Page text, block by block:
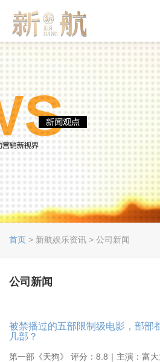
首页 > 新航娱乐资讯 > 公司新闻
公司新闻
被禁播过的五部限制级电影，部部
几部？
第一部《天狗》 评分：8.8｜主演：富